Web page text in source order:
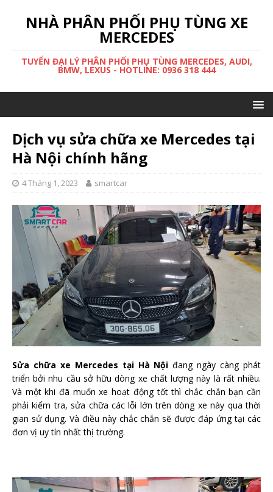
NHÀ PHÂN PHỐI PHỤ TÙNG XE
MERCEDES
TUYỂN ĐẠI LÝ PHÂN PHỐI PHỤ TÙNG MERCEDES, AUDI,
BMW, LEXUS - HOTLINE: 0936 318 444
Dịch vụ sửa chữa xe Mercedes tại
Hà Nội chính hãng
4 Tháng 1, 2023 smartcar
Sửa chữa xe Mercedes tại Hà Nội đang ngày càng phát
triển bởi nhu cầu sở hữu dòng xe chất lượng này là rất nhiều.
Và một khi đã muốn xe hoạt động tốt thì chắc chắn bạn cần
phải kiểm tra, sửa chữa các lỗi lớn trên dòng xe này qua thời
gian sử dụng. Và điều này chắc chắn sẽ được đáp ứng tại các
đơn vị uy tín nhất thị trường.